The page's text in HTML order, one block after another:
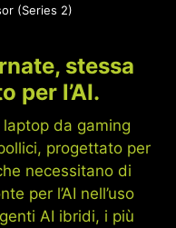
(Series 2)
stessa
per l’AI.
laptop da gaming
progettato per
necessitano di
per l’AI nell’uso
AI ibridi, i più